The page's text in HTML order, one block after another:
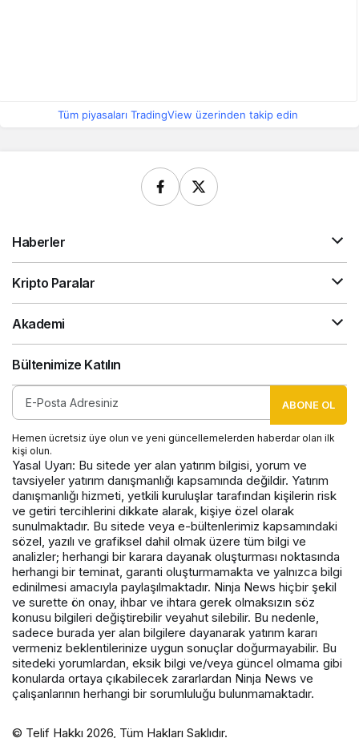
Tüm piyasaları TradingView üzerinden takip edin
Haberler
Kripto Paralar
Akademi
Bültenimize Katılın
ABONE OL
Hemen ücretsiz üye olun ve yeni güncellemelerden haberdar olan ilk
kişi olun.
Yasal Uyarı: Bu sitede yer alan yatırım bilgisi, yorum ve
tavsiyeler yatırım danışmanlığı kapsamında değildir. Yatırım
danışmanlığı hizmeti, yetkili kuruluşlar tarafından kişilerin risk
ve getiri tercihlerini dikkate alarak, kişiye özel olarak
sunulmaktadır. Bu sitede veya e-bültenlerimiz kapsamındaki
sözel, yazılı ve grafiksel dahil olmak üzere tüm bilgi ve
analizler; herhangi bir karara dayanak oluşturması noktasında
herhangi bir teminat, garanti oluşturmamakta ve yalnızca bilgi
edinilmesi amacıyla paylaşılmaktadır. Ninja News hiçbir şekil
ve surette ön onay, ihbar ve ihtara gerek olmaksızın söz
konusu bilgileri değiştirebilir veyahut silebilir. Bu nedenle,
sadece burada yer alan bilgilere dayanarak yatırım kararı
vermeniz beklentilerinize uygun sonuçlar doğurmayabilir. Bu
sitedeki yorumlardan, eksik bilgi ve/veya güncel olmama gibi
konularda ortaya çıkabilecek zararlardan Ninja News ve
çalışanlarının herhangi bir sorumluluğu bulunmamaktadır.
© Telif Hakkı 2026, Tüm Hakları Saklıdır.